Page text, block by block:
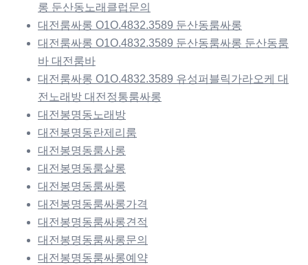
롱 둔산동노래클럽문의
대전룸싸롱 O1O.4832.3589 둔산동룸싸롱
대전룸싸롱 O1O.4832.3589 둔산동룸싸롱 둔산동룸
바 대전룸바
대전룸싸롱 O1O.4832.3589 유성퍼블릭가라오케 대
전노래방 대전정통룸싸롱
대전봉명동노래방
대전봉명동란제리룸
대전봉명동룸사롱
대전봉명동룸살롱
대전봉명동룸싸롱
대전봉명동룸싸롱가격
대전봉명동룸싸롱견적
대전봉명동룸싸롱문의
대전봉명동룸싸롱예약